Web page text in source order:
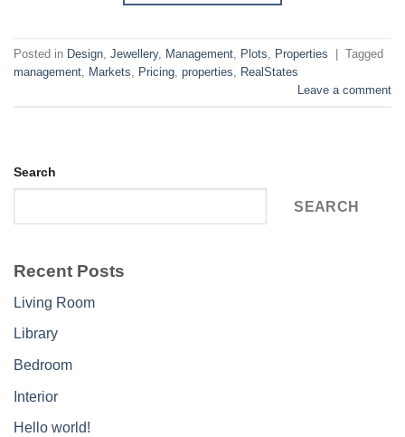
Posted in Design Jewellery, Management Plots Properties | Tagged
management Markets Pricing properties
RealStates
Leave a comment
Search
SEARCH
Recent Posts
Living Room
Library
Bedroom
Interior
Hello world!